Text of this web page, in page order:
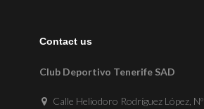
Contact us
Club Deportivo Tenerife SAD
Calle Heliodoro Rodríguez López,